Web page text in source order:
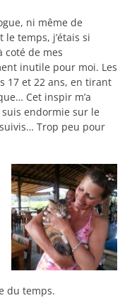
ni même de
temps, j’étais si
coté de mes
inutile pour moi. Les
17 et 22 ans, en tirant
Cet inspir m’a
endormie sur le
Trop peu pour
du temps.